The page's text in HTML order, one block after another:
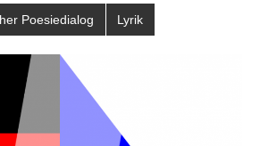
Poesiedialog Lyrik